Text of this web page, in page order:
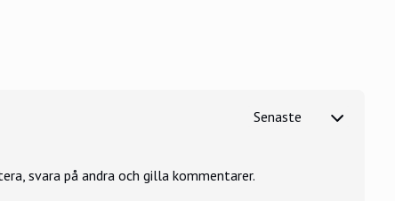
svara på andra och gilla kommentarer.